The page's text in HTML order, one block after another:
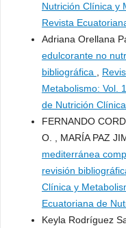
Nutrición Clínica y
Revista
Adriana Orellana
edulcorante no
bibliográfica ,
Metabolismo: Vol.
de Nutrición
FERNANDO
O. , MARÍA PAZ
mediterránea
revisión
Clínica y
Ecuatoriana de
Keyla Rodríguez